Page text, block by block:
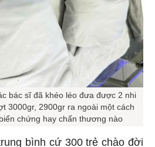
bác sĩ đã khéo léo đưa được 2 nhi
3000gr, 2900gr ra ngoài một cách
chứng hay chấn thương nào
bình cứ 300 trẻ chào đời